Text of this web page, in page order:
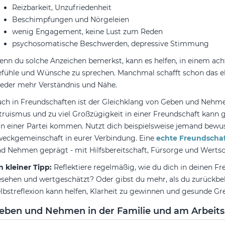
Reizbarkeit, Unzufriedenheit
Beschimpfungen und Nörgeleien
wenig Engagement, keine Lust zum Reden
psychosomatische Beschwerden, depressive Stimmung
du solche Anzeichen bemerkst, kann es helfen, in einem
und Wünsche zu sprechen. Manchmal schafft schon das
mehr Verständnis und Nähe.
in Freundschaften ist der Gleichklang von Geben und
und zu viel Großzügigkeit in einer Freundschaft kann
einer Partei kommen. Nutzt dich beispielsweise jemand
in eurer Verbindung. Eine echte
Nehmen geprägt - mit Hilfsbereitschaft, Fürsorge und
kleiner Tipp: Reflektiere regelmäßig, wie du dich in deinen
und wertgeschätzt? Oder gibst du mehr, als du
kann helfen, Klarheit zu gewinnen und gesunde
und Nehmen in der Familie und am